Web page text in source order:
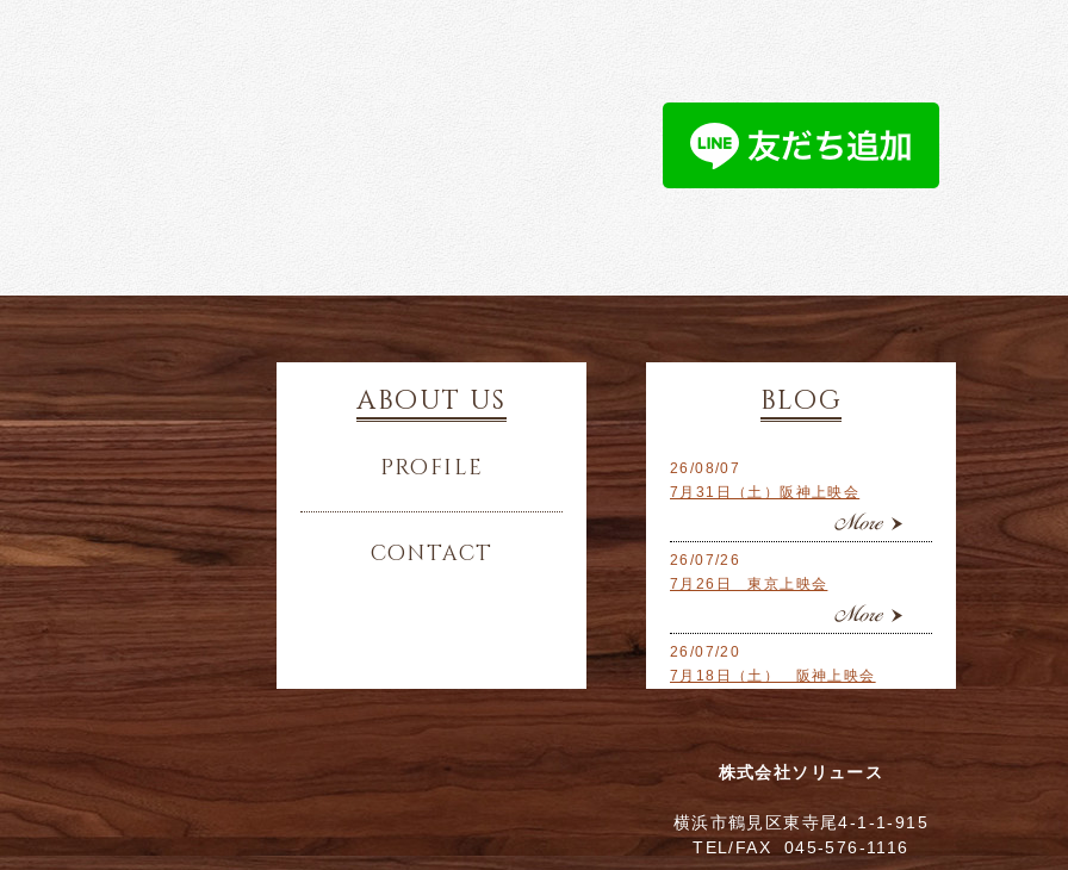
about us
profile
contact
blog
26/08/07
7月31日（土）阪神上映会
26/07/26
7月26日 東京上映会
26/07/20
7月18日（土） 阪神上映会
26/07/12
7月12日 阪神上映会
26/07/05
7月5日 東京上映会
株式会社ソリュース
横浜市鶴見区東寺尾4-1-1-915
TEL/FAX 045-576-1116